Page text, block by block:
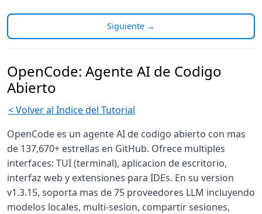
Siguiente →
OpenCode: Agente AI de Codigo
Abierto
< Volver al Indice del Tutorial
OpenCode es un agente AI de codigo abierto con mas
de 137,670+ estrellas en GitHub. Ofrece multiples
interfaces: TUI (terminal), aplicacion de escritorio,
interfaz web y extensiones para IDEs. En su version
v1.3.15, soporta mas de 75 proveedores LLM incluyendo
modelos locales, multi-sesion, compartir sesiones,